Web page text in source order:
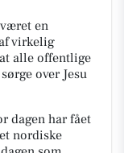
en
virkelig
alle offentlige
overJesu
dagen har fået
nordiske